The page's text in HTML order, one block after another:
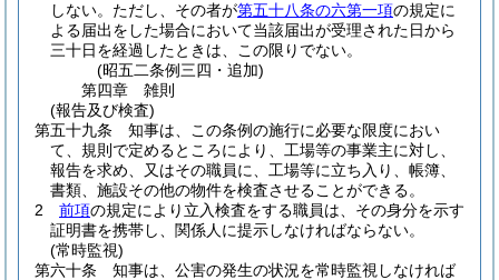
しない。 ただし、その者が第五十八条の六第一項の規定に
よる届出をした場合において当該届出が受理された日から
三十日を経過したときは、この限りでない。
(昭五二条例三四・追加)
第四章
雑則
(報告及び検査)
第五十九条
知事は、この条例の施行に必要な限度におい
て、規則で定めるところにより、工場等の事業主に対し、
報告を求め、又はその職員に、工場等に立ち入り、帳簿、
書類、施設その他の物件を検査させることができる。
2
前項の規定により立入検査をする職員は、その身分を示す
証明書を携帯し、関係人に提示しなければならない。
(常時監視)
第六十条
知事は、公害の発生の状況を常時監視しなければ